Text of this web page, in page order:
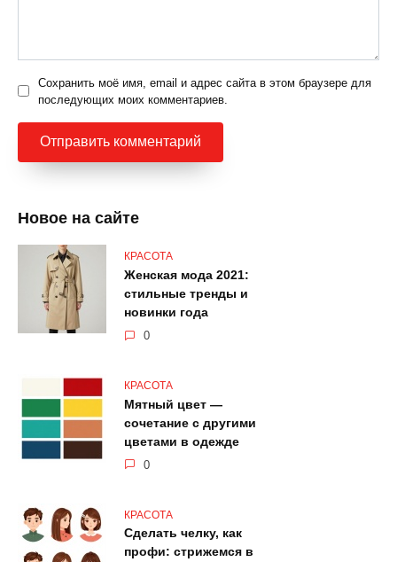
Сохранить моё имя, email и адрес сайта в этом браузере для
последующих моих комментариев.
Новое на сайте
КРАСОТА
Женская мода 2021:
стильные тренды и
новинки года
0
КРАСОТА
Мятный цвет —
сочетание с другими
цветами в одежде
0
КРАСОТА
Сделать челку, как
профи: стрижемся в